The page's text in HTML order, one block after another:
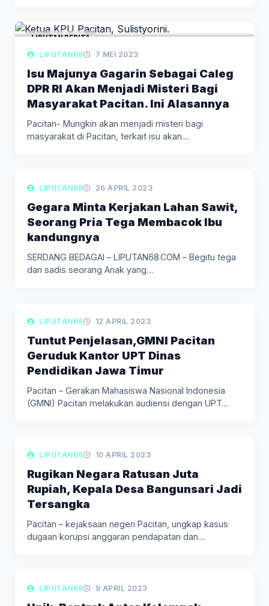
LIPUTAN BERITA
LIPUTAN68 7 MEI 2023
Isu Majunya Gagarin Sebagai Caleg
DPR RI Akan Menjadi Misteri Bagi
Masyarakat Pacitan. Ini Alasannya
Pacitan- Mungkin akan menjadi misteri bagi
masyarakat di Pacitan, terkait isu akan…
LIPUTAN BERITA
LIPUTAN68 26 APRIL 2023
Gegara Minta Kerjakan Lahan Sawit,
Seorang Pria Tega Membacok Ibu
kandungnya
SERDANG BEDAGAI – LIPUTAN68.COM – Begitu tega
dan sadis seorang Anak yang…
LIPUTAN BERITA
LIPUTAN68 12 APRIL 2023
Tuntut Penjelasan,GMNI Pacitan
Geruduk Kantor UPT Dinas
Pendidikan Jawa Timur
Pacitan – Gerakan Mahasiswa Nasional Indonesia
(GMNI) Pacitan melakukan audiensi dengan UPT…
LIPUTAN BERITA
LIPUTAN68 10 APRIL 2023
Rugikan Negara Ratusan Juta
Rupiah, Kepala Desa Bangunsari Jadi
Tersangka
Pacitan – kejaksaan negeri Pacitan, ungkap kasus
dugaan korupsi anggaran pendapatan dan…
LIPUTAN BERITA
LIPUTAN68 9 APRIL 2023